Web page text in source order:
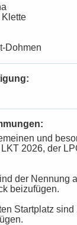
Dohmen
und
2026, der
der Nennung
beizufügen.
Startplatz